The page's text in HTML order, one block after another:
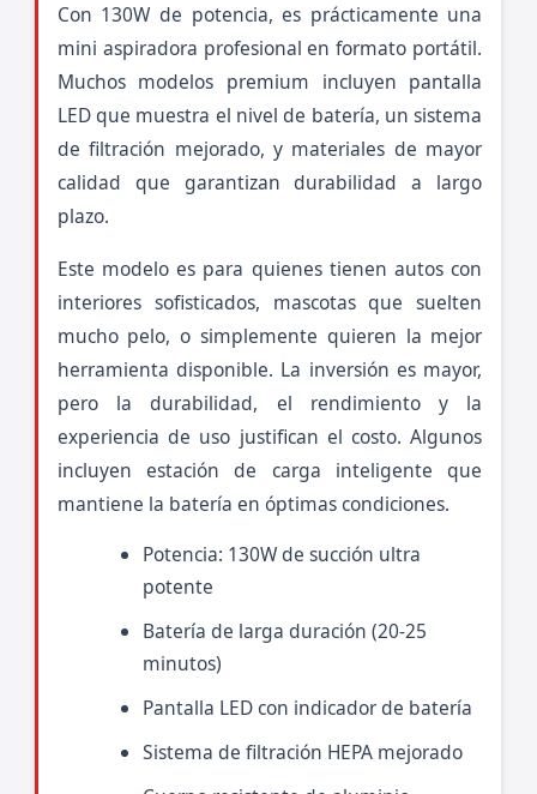
Con 130W de potencia, es prácticamente una
mini aspiradora profesional en formato portátil.
Muchos modelos premium incluyen pantalla
LED que muestra el nivel de batería, un sistema
de filtración mejorado, y materiales de mayor
calidad que garantizan durabilidad a largo
plazo.
Este modelo es para quienes tienen autos con
interiores sofisticados, mascotas que suelten
mucho pelo, o simplemente quieren la mejor
herramienta disponible. La inversión es mayor,
pero la durabilidad, el rendimiento y la
experiencia de uso justifican el costo. Algunos
incluyen estación de carga inteligente que
mantiene la batería en óptimas condiciones.
Potencia: 130W de succión ultra
potente
Batería de larga duración (20-25
minutos)
Pantalla LED con indicador de batería
Sistema de filtración HEPA mejorado